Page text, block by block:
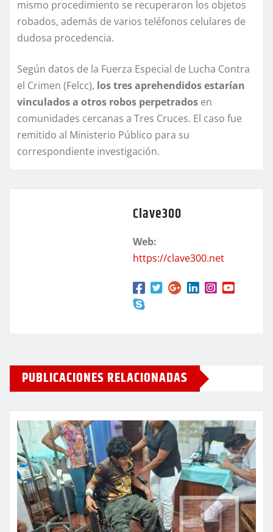
mismo procedimiento se recuperaron los objetos
robados, además de varios teléfonos celulares de
dudosa procedencia.
Según datos de la Fuerza Especial de Lucha Contra
el Crimen (Felcc), los tres aprehendidos estarían
vinculados a otros robos perpetrados en
comunidades cercanas a Tres Cruces. El caso fue
remitido al Ministerio Público para su
correspondiente investigación.
Clave300
Web:
https://clave300.net
PUBLICACIONES RELACIONADAS